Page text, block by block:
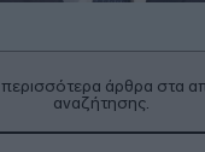
άρθρα στα
αναζήτησης.